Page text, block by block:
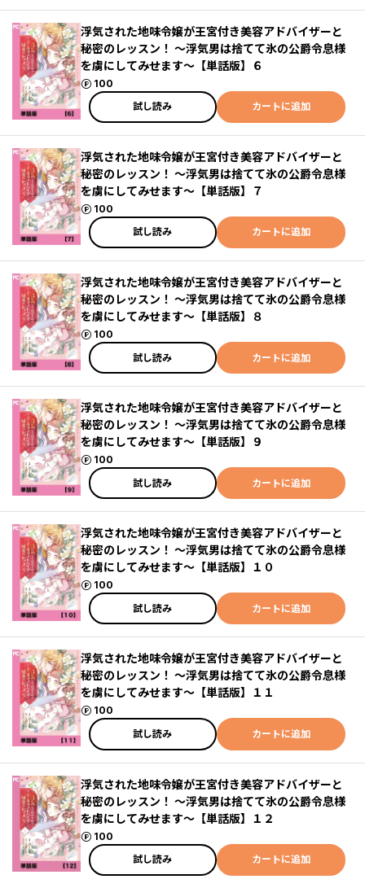
浮気された地味令嬢が王宮付き美容アドバイザーと
秘密のレッスン！ ～浮気男は捨てて氷の公爵令息様
を虜にしてみせます～【単話版】６
100
ポイント
試し読み
カートに追加
浮気された地味令嬢が王宮付き美容アドバイザーと
秘密のレッスン！ ～浮気男は捨てて氷の公爵令息様
を虜にしてみせます～【単話版】７
100
ポイント
試し読み
カートに追加
浮気された地味令嬢が王宮付き美容アドバイザーと
秘密のレッスン！ ～浮気男は捨てて氷の公爵令息様
を虜にしてみせます～【単話版】８
100
ポイント
試し読み
カートに追加
浮気された地味令嬢が王宮付き美容アドバイザーと
秘密のレッスン！ ～浮気男は捨てて氷の公爵令息様
を虜にしてみせます～【単話版】９
100
ポイント
試し読み
カートに追加
浮気された地味令嬢が王宮付き美容アドバイザーと
秘密のレッスン！ ～浮気男は捨てて氷の公爵令息様
を虜にしてみせます～【単話版】１０
100
ポイント
試し読み
カートに追加
浮気された地味令嬢が王宮付き美容アドバイザーと
秘密のレッスン！ ～浮気男は捨てて氷の公爵令息様
を虜にしてみせます～【単話版】１１
100
ポイント
試し読み
カートに追加
浮気された地味令嬢が王宮付き美容アドバイザーと
秘密のレッスン！ ～浮気男は捨てて氷の公爵令息様
を虜にしてみせます～【単話版】１２
100
ポイント
試し読み
カートに追加